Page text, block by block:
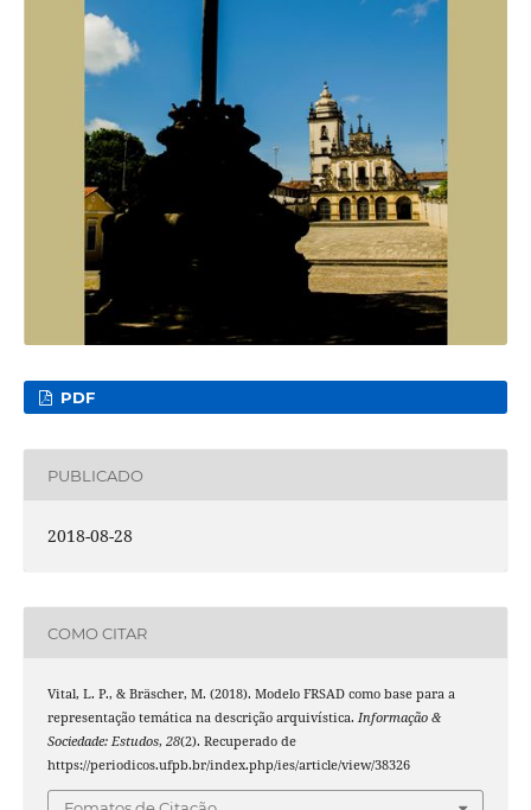
PDF
PUBLICADO
2018-08-28
COMO CITAR
Vital, L. P., & Bräscher, M. (2018). Modelo FRSAD como base para a
representação temática na descrição arquivística. Informação &
Sociedade: Estudos, 28(2). Recuperado de
https://periodicos.ufpb.br/index.php/ies/article/view/38326